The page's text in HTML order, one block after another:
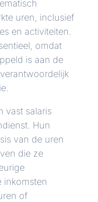
uren, inclusief
en activiteiten.
omdat
is aan de
vast salaris
Hun
van de uren
die ze
inkomsten
of